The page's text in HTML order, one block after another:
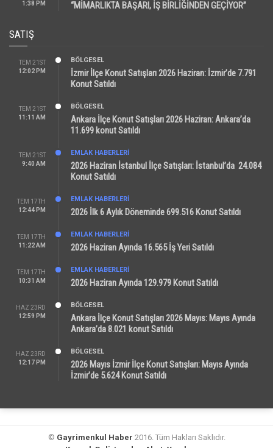
1:38 PM
“MİMARLIKTA BAŞARI, İŞ BİRLİĞİNDEN GEÇİYOR”
SATIŞ
TEM 21ST
12:02 PM
BÖLGESEL
İzmir İlçe Konut Satışları 2026 Haziran: İzmir’de 7.791
Konut Satıldı
TEM 21ST
11:11 AM
BÖLGESEL
Ankara İlçe Konut Satışları 2026 Haziran: Ankara’da
11.699 konut Satıldı
TEM 21ST
9:40 AM
EMLAK HABERLERI
2026 Haziran İstanbul İlçe Satışları: İstanbul’da 24.084
Konut Satıldı
TEM 17TH
12:44 PM
EMLAK HABERLERI
2026 İlk 6 Aylık Döneminde 699.516 Konut Satıldı
TEM 17TH
11:22 AM
EMLAK HABERLERI
2026 Haziran Ayında 16.565 İş Yeri Satıldı
TEM 17TH
10:31 AM
EMLAK HABERLERI
2026 Haziran Ayında 129.979 Konut Satıldı
HAZ 23RD
12:59 PM
BÖLGESEL
Ankara İlçe Konut Satışları 2026 Mayıs: Mayıs Ayında
Ankara’da 8.021 konut Satıldı
HAZ 23RD
12:17 PM
BÖLGESEL
2026 Mayıs İzmir İlçe Konut Satışları: Mayıs Ayında
İzmir’de 5.624 Konut Satıldı
© Gayrimenkul Haber 2016. Tüm Hakları Saklıdır.